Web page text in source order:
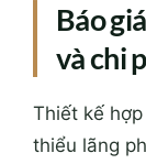
Báo
và chi
Thiết kế
thiểu lãng